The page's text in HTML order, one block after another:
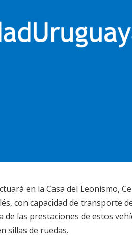
en la Casa del Leonismo,
con capacidad de transporte
las prestaciones de estos
sillas de ruedas.